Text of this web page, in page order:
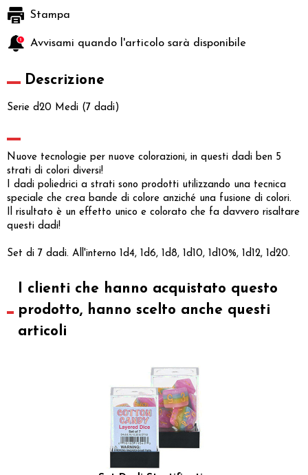
Stampa
Avvisami quando l'articolo sarà disponibile
Descrizione
Serie d20 Medi (7 dadi)
Nuove tecnologie per nuove colorazioni, in questi dadi ben 5
strati di colori diversi!
I dadi poliedrici a strati sono prodotti utilizzando una tecnica
speciale che crea bande di colore anziché una fusione di colori.
Il risultato è un effetto unico e colorato che fa davvero risaltare
questi dadi!
Set di 7 dadi. All'interno 1d4, 1d6, 1d8, 1d10, 1d10%, 1d12, 1d20.
I clienti che hanno acquistato questo
prodotto, hanno scelto anche questi
articoli